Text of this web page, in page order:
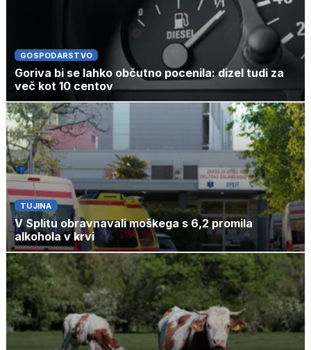
GOSPODARSTVO
Goriva bi se lahko občutno pocenila: dizel tudi za
več kot 10 centov
TUJINA
V Splitu obravnavali moškega s 6,2 promila
alkohola v krvi